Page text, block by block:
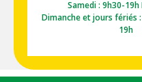
Samedi : 9h30-19h
Dimanche et jours fériés
19h